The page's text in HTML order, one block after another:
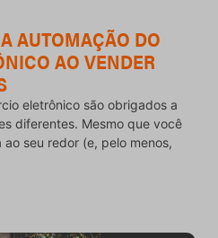
AUTOMAÇÃO DO
AO VENDER
eletrônico são obrigados a
diferentes. Mesmo que você
seu redor (e, pelo menos,